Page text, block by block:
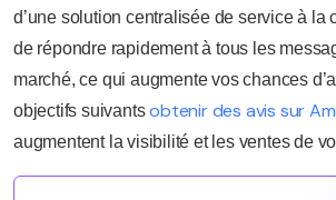
d’une solution centralisée de service à la
de répondre rapidement à tous les
marché, ce qui augmente vos chances
objectifs suivants obtenir des avis sur
augmentent la visibilité et les ventes de